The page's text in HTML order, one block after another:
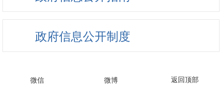
政府信息公开制度
法定主动公开内容